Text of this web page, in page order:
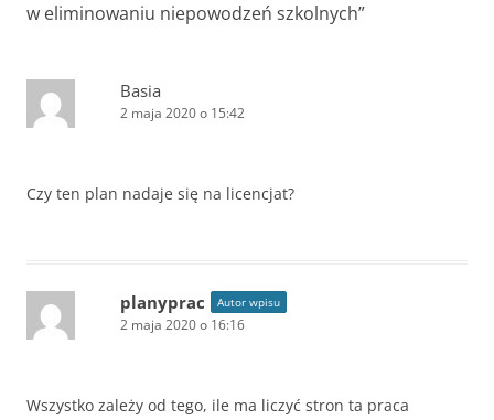
w eliminowaniu niepowodzeń szkolnych”
Basia
2 maja 2020 o 15:42
Czy ten plan nadaje się na licencjat?
planyprac Autor wpisu
2 maja 2020 o 16:16
Wszystko zależy od tego, ile ma liczyć stron ta praca